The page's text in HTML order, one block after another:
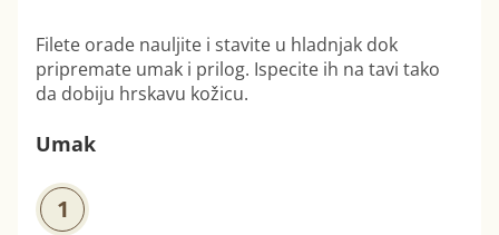
Filete orade nauljite i stavite u hladnjak dok
pripremate umak i prilog. Ispecite ih na tavi tako
da dobiju hrskavu kožicu.
Umak
1